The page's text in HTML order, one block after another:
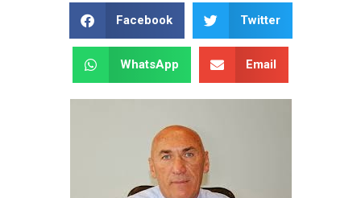
Facebook Twitter
WhatsApp Email